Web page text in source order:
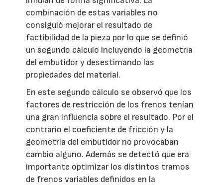
combinación de estas variables no
consiguió mejorar el resultado de
factibilidad de la pieza por lo que se definió
un segundo cálculo incluyendo la geometría
del embutidor y desestimando las
propiedades del material.
En este segundo cálculo se observó que los
factores de restricción de los frenos tenían
una gran influencia sobre el resultado. Por el
contrario el coeficiente de fricción y la
geometría del embutidor no provocaban
cambio alguno. Además se detectó que era
importante optimizar los distintos tramos
de frenos variables definidos en la